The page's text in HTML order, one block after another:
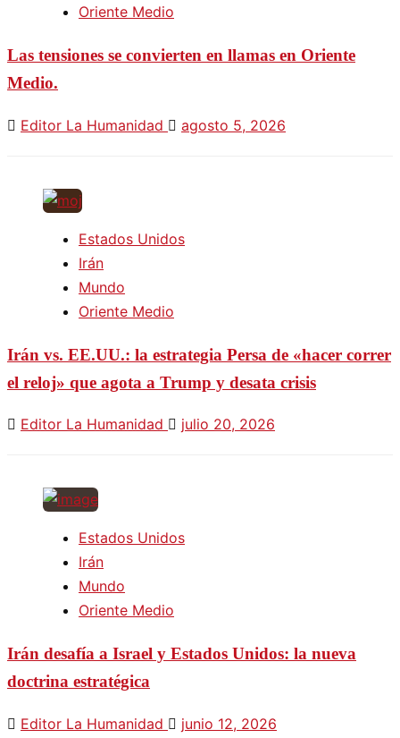
Oriente Medio
Las tensiones se convierten en llamas en Oriente
Medio.
Editor La Humanidad agosto 5, 2026
Estados Unidos
Irán
Mundo
Oriente Medio
Irán vs. EE.UU.: la estrategia Persa de «hacer correr
el reloj» que agota a Trump y desata crisis
Editor La Humanidad julio 20, 2026
Estados Unidos
Irán
Mundo
Oriente Medio
Irán desafía a Israel y Estados Unidos: la nueva
doctrina estratégica
Editor La Humanidad junio 12, 2026